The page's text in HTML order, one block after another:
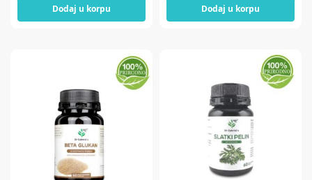
Dodaj u korpu Dodaj u korpu